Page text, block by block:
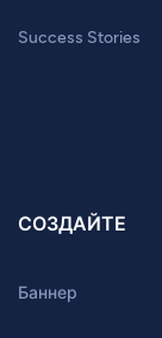
Success Stories
СОЗДАЙТЕ
Баннер